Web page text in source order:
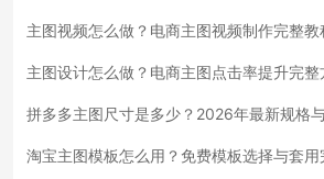
主图视频怎么做？电商主图视频制作完整教
主图设计怎么做？电商主图点击率提升完整
拼多多主图尺寸是多少？2026年最新规格
淘宝主图模板怎么用？免费模板选择与套用